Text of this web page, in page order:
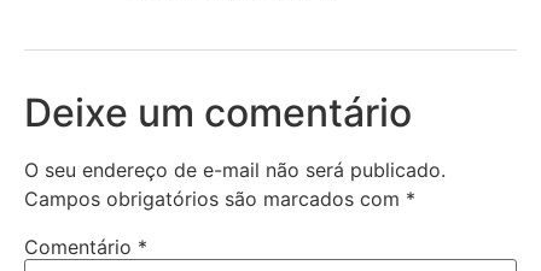
Deixe um comentário
O seu endereço de e-mail não será publicado.
Campos obrigatórios são marcados com *
Comentário *